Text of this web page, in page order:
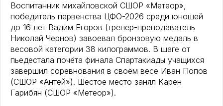
Воспитанник михайловской СШОР «Метеор»,
победитель первенства ЦФО-2026 среди юношей
до 16 лет Вадим Егоров (тренер-преподаватель
Николай Чернов) завоевал бронзовую медаль в
весовой категории 38 килограммов. В шаге от
пьедестала почёта финала Спартакиады учащихся
завершил соревнования в своём весе Иван Попов
(СШОР «Антей»). Шестое место занял Карен
Гарибян (СШОР «Метеор»).